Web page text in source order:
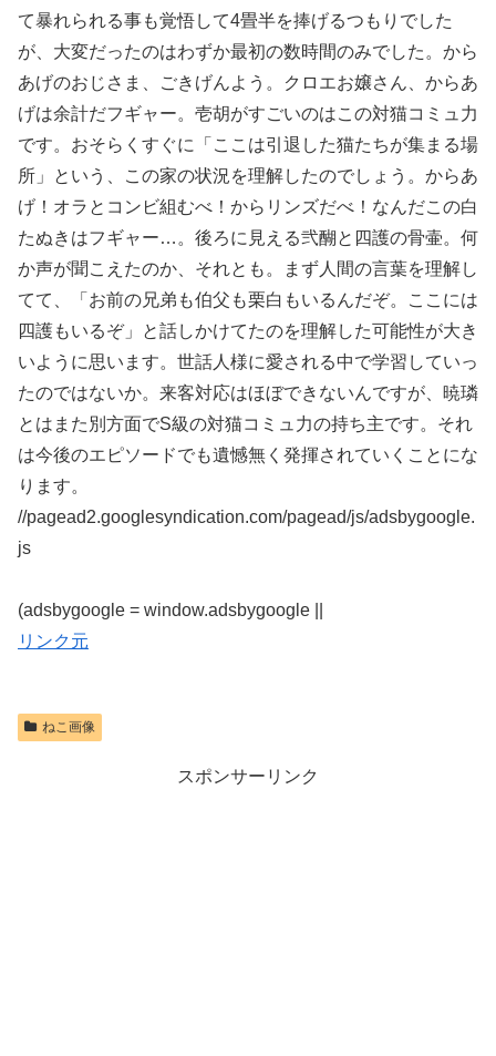
て暴れられる事も覚悟して4畳半を捧げるつもりでした
が、大変だったのはわずか最初の数時間のみでした。から
あげのおじさま、ごきげんよう。クロエお嬢さん、からあ
げは余計だフギャー。壱胡がすごいのはこの対猫コミュ力
です。おそらくすぐに「ここは引退した猫たちが集まる場
所」という、この家の状況を理解したのでしょう。からあ
げ！オラとコンビ組むべ！からリンズだべ！なんだこの白
たぬきはフギャー…。後ろに見える弐醐と四護の骨壷。何
か声が聞こえたのか、それとも。まず人間の言葉を理解し
てて、「お前の兄弟も伯父も栗白もいるんだぞ。ここには
四護もいるぞ」と話しかけてたのを理解した可能性が大き
いように思います。世話人様に愛される中で学習していっ
たのではないか。来客対応はほぼできないんですが、暁璘
とはまた別方面でS級の対猫コミュ力の持ち主です。それ
は今後のエピソードでも遺憾無く発揮されていくことにな
ります。
//pagead2.googlesyndication.com/pagead/js/adsbygoogle.
js
(adsbygoogle = window.adsbygoogle ||
リンク元
ねこ画像
スポンサーリンク